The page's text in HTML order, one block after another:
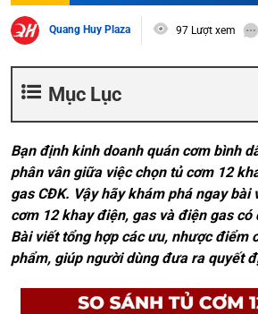
Quang Huy Plaza 97 Lượt xem
Mục Lục
Bạn định kinh doanh quán cơm bình
phân vân giữa việc chọn tủ cơm 12
gas CĐK. Vậy hãy khám phá ngay bài
cơm 12 khay điện, gas và điện gas
Bài viết tổng hợp các ưu, nhược điểm
phẩm, giúp người dùng đưa ra quyết